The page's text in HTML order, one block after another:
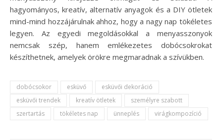
hagyományos, kreatív, alternatív anyagok és a DIY ötletek
mind-mind hozzájárulnak ahhoz, hogy a nagy nap tökéletes
legyen. Az egyedi megoldásokkal a menyasszonyok
nemcsak szép, hanem emlékezetes dobócsokrokat
készíthetnek, amelyek örökre megmaradnak a szívükben.
dobócsokor esküvő
esküvői dekoráció
esküvői trendek
kreatív ötletek
személyre szabott
szertartás
tökéletes nap ünneplés virágkompozíció